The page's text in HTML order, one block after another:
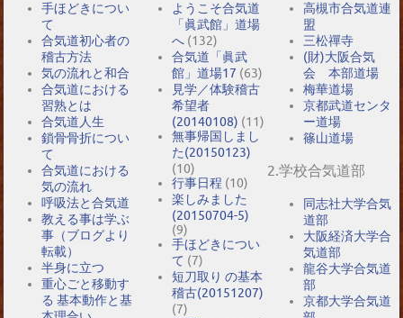
手ほどきについ
て
合気道初心者の
稽古方法
気の流れと和合
合気道における
習熟とは
合気道人生
鎖骨骨折につい
て
合気道における
気の流れ
呼吸法と合気道
教える事は学ぶ
事（ブログより
転載）
半身に立つ
重心ごと移動す
る 基本動作と基
ようこそ合気道
「眞武館」道場
へ (132)
合気道「眞武
館」道場17 (63)
見学／体験稽古
希望者
(20140108) (11)
無事帰国しまし
た(20150123)
(10)
行事日程 (10)
楽しみました
(20150704-5)
(9)
手ほどきについ
て (7)
短刀取り の基本
稽古(20151207)
(7)
高槻市合気道連
盟
三松禪寺
(財)大阪合気
会 本部道場
梅華道場
京都武道センタ
ー道場
篠山道場
2.学校合気道部
同志社大学合気
道部
大阪経済大学合
気道部
龍谷大学合気道
部
京都大学合気道